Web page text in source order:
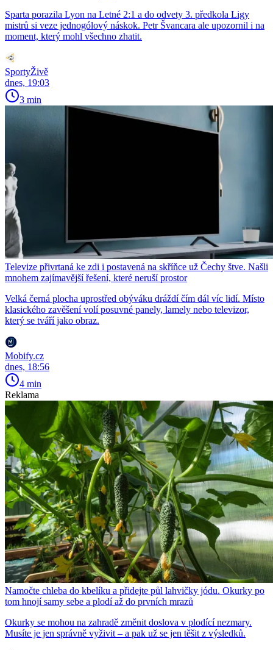
Sparta porazila Lyon na Letné 2:1 a do odvety 3. předkola Ligy
mistrů si veze jednogólový náskok. Petr Švancara ale upozornil i na
moment, který mohl všechno zhatit.
SportyŽivě
dnes, 19:03
3 min
Televize přivrtaná ke zdi i postavená na skříňce už Čechy štve. Našli
mnohem zajímavější řešení, které neruší prostor
Velká černá plocha uprostřed obýváku dráždí čím dál víc lidí. Místo
klasického zavěšení volí posuvné panely, lamely nebo televizor,
který se tváří jako obraz.
Mobify.cz
dnes, 18:56
4 min
Reklama
Namočte chleba do kbelíku a přidejte půl lahvičky jódu. Okurky po
tom hnojí samy sebe a plodí až do prvních mrazů
Okurky se mohou na zahradě změnit doslova v plodící nezmary.
Musíte je jen správně vyživit – a pak už se jen těšit z výsledků.